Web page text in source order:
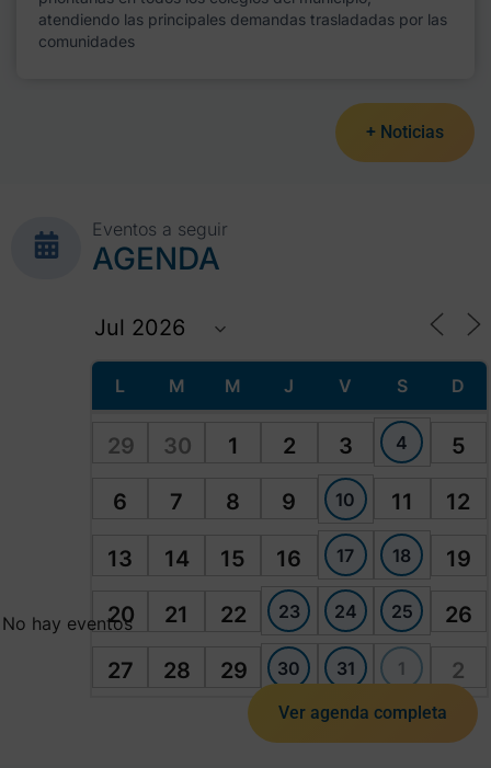
atendiendo las principales demandas trasladadas por las
comunidades
+ Noticias
Eventos a seguir
AGENDA
L M M J V S D
29 30 1 2 3 4 5
6 7 8 9 10 11 12
13 14 15 16 17 18 19
20 21 22 23 24 25 26
27 28 29 30 31 1 2
No hay eventos
Ver agenda completa